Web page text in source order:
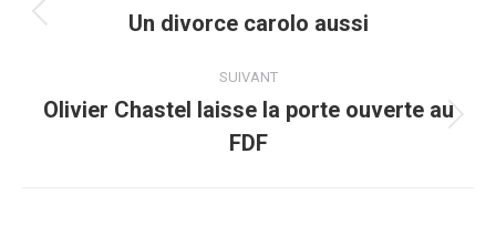
article
Article
:
Un divorce carolo aussi
SUIVANT
Article
suivant
Olivier Chastel laisse la porte ouverte au
FDF